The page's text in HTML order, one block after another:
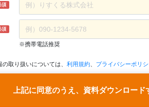
須
須
※携帯電話推奨
の取り扱いについては、 利用規約、 プライバシーポリ
上記に同意のうえ、資料ダウンロード